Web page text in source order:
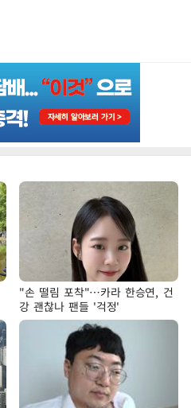
"손 떨림 포착"…카라 한승연, 건
강 괜찮나 팬들 '걱정'